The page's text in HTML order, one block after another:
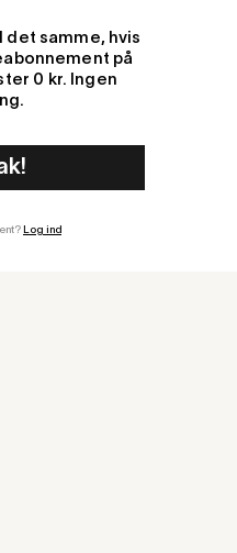
det samme, hvis
på
0 kr. Ingen
Log ind